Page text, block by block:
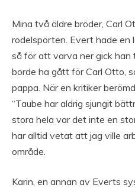
Mina två äldre bröder, Carl
rodelsporten. Evert hade en
så för att varva ner gick han
borde ha gått för Carl Otto,
pappa. När en kritiker
“Taube har aldrig sjungit
stora hela var det inte en
har alltid vetat att jag ville
område.
Karin, en annan av Everts